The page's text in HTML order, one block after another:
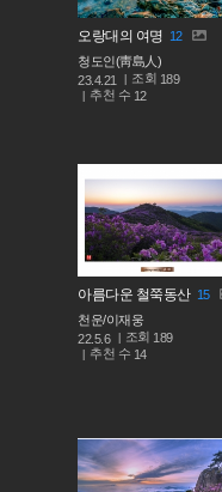
오랑대의 여명 12
청도인(靑島人)
23.4.21
조회 189
추천 수 12
아름다운 철쭉동산 15
천운/이재웅
22.5.6
조회 189
추천 수 14